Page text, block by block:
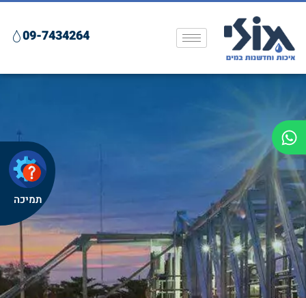
09-7434264
תמיכה